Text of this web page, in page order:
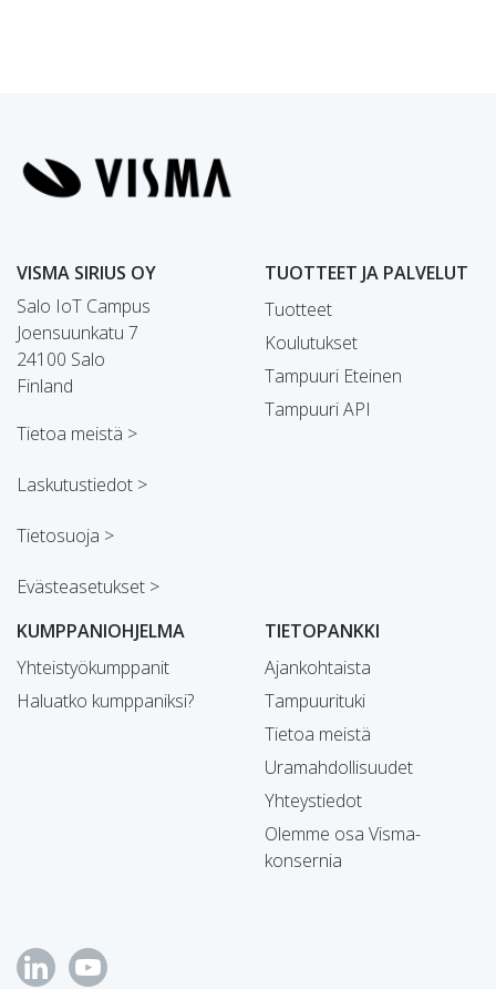
VISMA SIRIUS OY
Salo IoT Campus
Joensuunkatu 7
24100 Salo
Finland
Tietoa meistä >
Laskutustiedot >
Tietosuoja >
Evästeasetukset >
TUOTTEET JA PALVELUT
Tuotteet
Koulutukset
Tampuuri Eteinen
Tampuuri API
KUMPPANIOHJELMA
Yhteistyökumppanit
Haluatko kumppaniksi?
TIETOPANKKI
Ajankohtaista
Tampuurituki
Tietoa meistä
Uramahdollisuudet
Yhteystiedot
Olemme osa Visma-
konsernia